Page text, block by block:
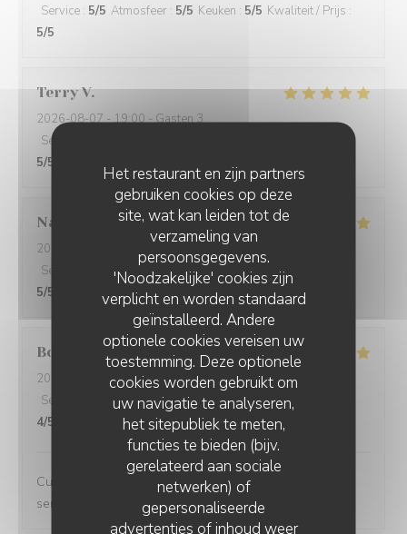
Het restaurant en zijn partners
gebruiken cookies op deze
site, wat kan leiden tot de
verzameling van
persoonsgegevens.
'Noodzakelijke' cookies zijn
verplicht en worden standaard
geïnstalleerd. Andere
optionele cookies vereisen uw
toestemming. Deze optionele
cookies worden gebruikt om
uw navigatie te analyseren,
het sitepubliek te meten,
functies te bieden (bijv.
gerelateerd aan sociale
netwerken) of
gepersonaliseerde
advertenties of inhoud weer
Service : 5/5 Atmosfeer : 5/5 Keuken : 5/5 Kwaliteit / Prijs :
5/5
Terry V
2026-08-07- 19:00 - Gasten 3
Service
5/5
Nathalie M
2026-08-07
Service
Atmosfeer : /5 Keuken 5 Kwaliteit / Prijs
5/5
Bob
2026-08-07
- 13:00 - Gasten 2
Service
Atmosfeer:5/5 Keuken:5/5 Kwaliteit / Prijs
4/5
Cuisine excellente et originale, cadre très agréable et
service au top